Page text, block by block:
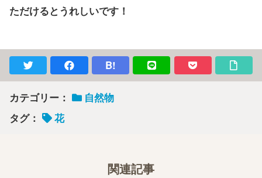
ただけるとうれしいです！
B!
カテゴリー：
自然物
タグ：
花
関連記事